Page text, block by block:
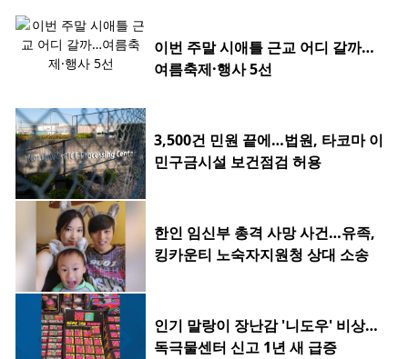
이번 주말 시애틀 근교 어디 갈까…
여름축제·행사 5선
3,500건 민원 끝에…법원, 타코마 이
민구금시설 보건점검 허용
한인 임신부 총격 사망 사건…유족,
킹카운티 노숙자지원청 상대 소송
인기 말랑이 장난감 '니도우' 비상…
독극물센터 신고 1년 새 급증